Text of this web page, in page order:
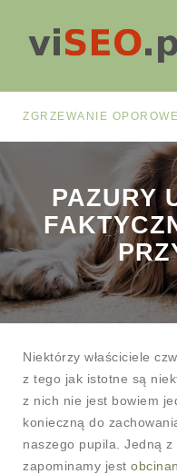
PAZURY
Niektórzy właściciele
z tego jak istotne są
z nich nie jest bowiem
konieczną do
naszego pupila. Jedną
zapominamy jest